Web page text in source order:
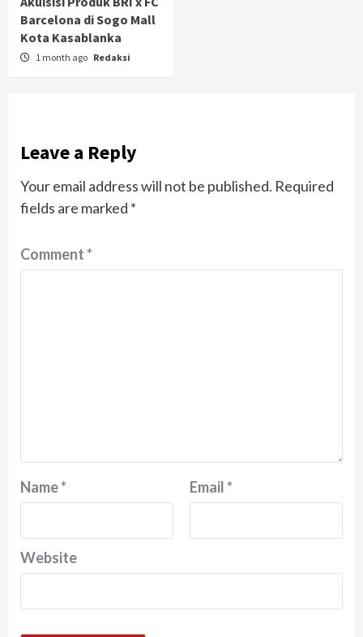
Barcelona di Sogo Mall
Kota Kasablanka
1 month ago Redaksi
Leave a Reply
Your email address will not be published. Required
fields are marked *
Comment*
Name* Email*
Website